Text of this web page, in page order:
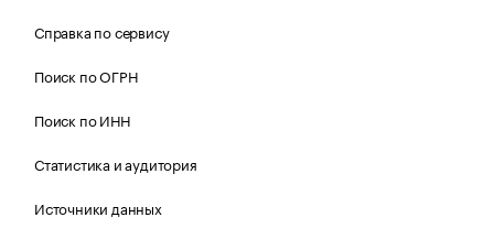
Справка по сервису
Поиск по ОГРН
Поиск по ИНН
Статистика и аудитория
Источники данных